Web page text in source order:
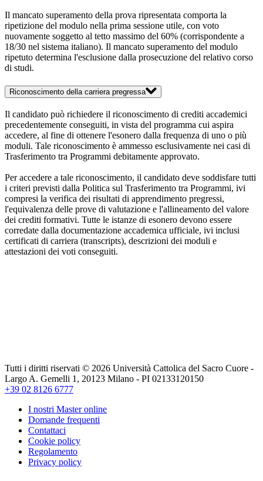
Il mancato superamento della prova ripresentata comporta la
ripetizione del modulo nella prima sessione utile, con voto
nuovamente soggetto al tetto massimo del 60% (corrispondente a
18/30 nel sistema italiano). Il mancato superamento del modulo
ripetuto determina l'esclusione dalla prosecuzione del relativo corso
di studi.
Riconoscimento della carriera pregressa
Il candidato può richiedere il riconoscimento di crediti accademici
precedentemente conseguiti, in vista del programma cui aspira
accedere, al fine di ottenere l'esonero dalla frequenza di uno o più
moduli. Tale riconoscimento è ammesso esclusivamente nei casi di
Trasferimento tra Programmi debitamente approvato.
Per accedere a tale riconoscimento, il candidato deve soddisfare tutti
i criteri previsti dalla Politica sul Trasferimento tra Programmi, ivi
compresi la verifica dei risultati di apprendimento pregressi,
l'equivalenza delle prove di valutazione e l'allineamento del valore
dei crediti formativi. Tutte le istanze di esonero devono essere
corredate dalla documentazione accademica ufficiale, ivi inclusi
certificati di carriera (transcripts), descrizioni dei moduli e
attestazioni dei voti conseguiti.
Tutti i diritti riservati © 2026 Università Cattolica del Sacro Cuore -
Largo A. Gemelli 1, 20123 Milano - PI 02133120150
+39 02 8126 6777
I nostri Master online
Domande frequenti
Contattaci
Cookie policy
Regolamento
Privacy policy